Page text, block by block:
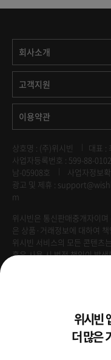
회사소개
고객지원
이용약관
상호명 : (주)위시빈 대표 :
사업자등록번호 : 599-88-
남-05908호
사업자정보
광고 및 제휴 :
m
위시빈은 통신판매중개자이
은 상품·거래정보에 대하여 책
위시빈 서비스의 모든 콘텐츠
혹은 사용 시 법적 책임이 발
Venture Enterprise위시빈
더 많은